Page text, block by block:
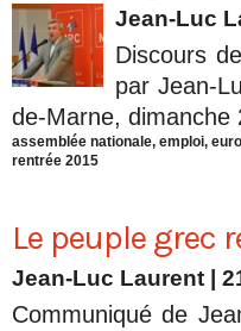
Jean-Luc
Discours
par Jean-
de-Marne, dimanche
assemblée nationale, emploi,
rentrée 2015
Le peuple grec
Jean-Luc Laurent |
Communiqué de